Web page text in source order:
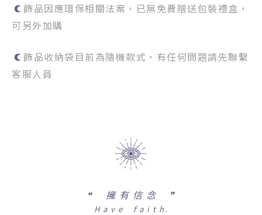
飾品因應環保相關法案，已無免費贈送包裝禮盒，
可另外加購
飾品收納袋目前為隨機款式，有任何問題請先聯繫
客服人員
❝ 擁 有 信 念 ❞
H a v e f a i t h.